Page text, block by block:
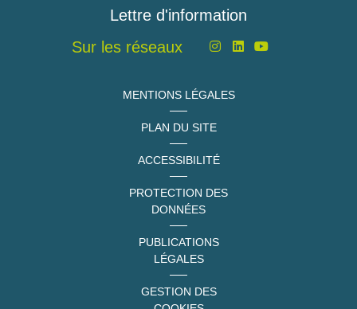
Lettre d'information
Sur les réseaux
MENTIONS LÉGALES
PLAN DU SITE
ACCESSIBILITÉ
PROTECTION DES
DONNÉES
PUBLICATIONS
LÉGALES
GESTION DES